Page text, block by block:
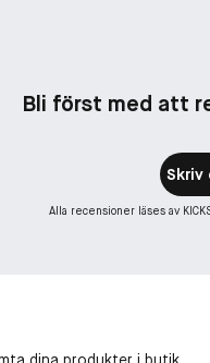
Bli först med att
Skriv
Alla recensioner läses av